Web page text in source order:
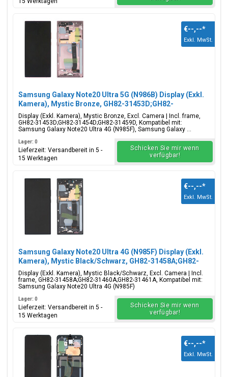
Samsung Galaxy Note20 Ultra 5G (N986B) Display (Exkl.
Kamera), Mystic Bronze, GH82-31453D;GH82-
31454D;GH82-31459D
Display (Exkl. Kamera), Mystic Bronze, Excl. Camera | Incl. frame,
GH82-31453D;GH82-31454D;GH82-31459D, Kompatibel mit:
Samsung Galaxy Note20 Ultra 4G (N985F), Samsung Galaxy ...
€--,--*
Exkl. MwSt.
Lager: 0
Lieferzeit: Versandbereit in 5 -
15 Werktagen
Schicken Sie mir wenn
verfügbar!
Samsung Galaxy Note20 Ultra 4G (N985F) Display (Exkl.
Kamera), Mystic Black/Schwarz, GH82-31458A;GH82-
31460A;GH82-31461A
Display (Exkl. Kamera), Mystic Black/Schwarz, Excl. Camera | Incl.
frame, GH82-31458A;GH82-31460A;GH82-31461A, Kompatibel mit:
Samsung Galaxy Note20 Ultra 4G (N985F)
€--,--*
Exkl. MwSt.
Lager: 0
Lieferzeit: Versandbereit in 5 -
15 Werktagen
Schicken Sie mir wenn
verfügbar!
€--,--*
Exkl. MwSt.